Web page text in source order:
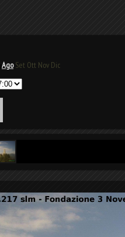
Ago Set Ott Nov Dic